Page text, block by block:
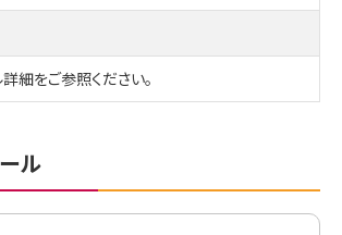
細をご参照ください。
ル